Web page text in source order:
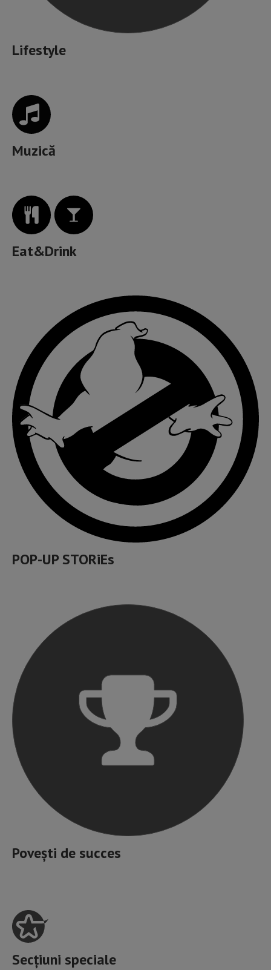
Lifestyle
Muzică
Eat&Drink
POP-UP STORiEs
Povești de succes
Secțiuni speciale